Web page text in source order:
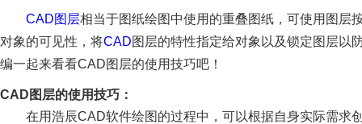
CAD图层相当于图纸绘图中使用的重叠图纸，可使用图层
对象的可见性，将CAD图层的特性指定给对象以及锁定图层以
编一起来看看CAD图层的使用技巧吧！
CAD图层的使用技巧：
在用浩辰CAD软件绘图的过程中，可以根据自身实际需求